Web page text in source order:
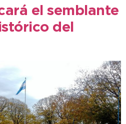
el semblante
del